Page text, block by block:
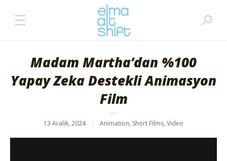
Madam Martha’dan %100
Yapay Zeka Destekli Animasyon
Film
13 Aralık, 2024 Animation, Short Films, Video